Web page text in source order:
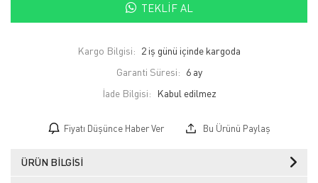
TEKLIF AL
Kargo Bilgisi: 2 iş günü içinde kargoda
Garanti Süresi: 6 ay
İade Bilgisi:
Fiyatı Düşünce Haber Ver Bu Ürünü Paylaş
ÜRÜN BILGISI